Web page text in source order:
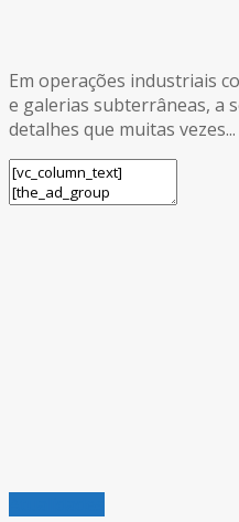
Em operações industriais
e galerias subterrâneas, a
detalhes que muitas vezes...